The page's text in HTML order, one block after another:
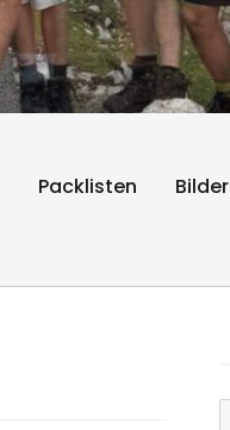
Packlisten Bilder